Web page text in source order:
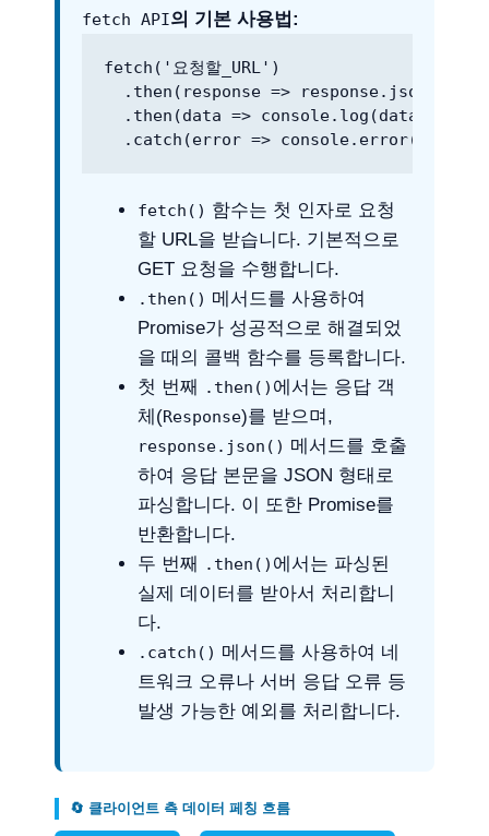
fetch API의 기본 사용법:
fetch('요청할_URL')
.then(response => response.json()) //
.then(data => console.log(data)) // 파
.catch(error => console.error('데이터
fetch() 함수는 첫 인자로 요청
할 URL을 받습니다. 기본적으로
GET 요청을 수행합니다.
.then() 메서드를 사용하여
Promise가 성공적으로 해결되었
을 때의 콜백 함수를 등록합니다.
첫 번째
.then() 에서는 응답 객
체(Response)를 받으며,
response.json() 메서드를 호출
하여 응답 본문을 JSON 형태로
파싱합니다. 이 또한 Promise를
반환합니다.
두 번째
.then() 에서는 파싱된
실제 데이터를 받아서 처리합니
다.
.catch() 메서드를 사용하여 네
트워크 오류나 서버 응답 오류 등
발생 가능한 예외를 처리합니다.
🔄 클라이언트 측 데이터 페칭 흐름